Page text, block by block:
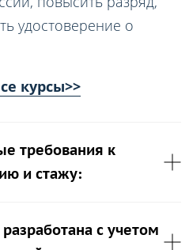
удостоверение о
курсы>>
требования к
и стажу:
с учетом